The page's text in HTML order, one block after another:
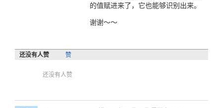
的值赋进来了，它也能够识别出来。
谢谢～～
还没有人赞 赞
还没有人赞